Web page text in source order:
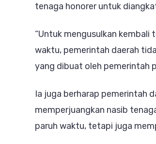
tenaga honorer untuk
“Untuk mengusulkan kembali
waktu, pemerintah daerah
yang dibuat oleh pemerintah
Ia juga berharap pemerintah
memperjuangkan nasib
paruh waktu, tetapi juga